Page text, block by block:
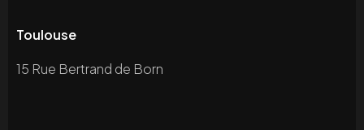
Toulouse
15 Rue Bertrand de Born